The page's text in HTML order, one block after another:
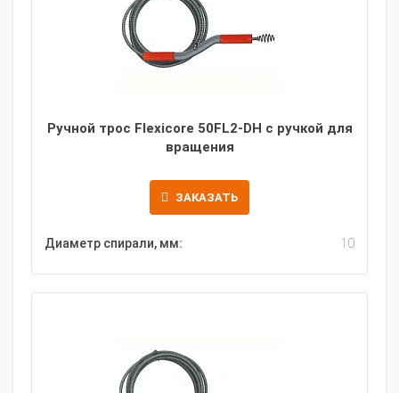
Ручной трос Flexicore 50FL2-DH с ручкой для
вращения
ЗАКАЗАТЬ
Диаметр спирали, мм: 10